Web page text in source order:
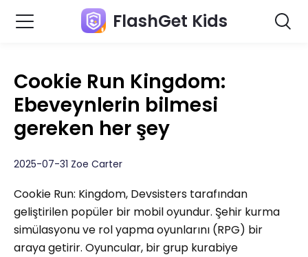
FlashGet Kids
Cookie Run Kingdom:
Ebeveynlerin bilmesi
gereken her şey
2025-07-31 Zoe Carter
Cookie Run: Kingdom, Devsisters tarafından
geliştirilen popüler bir mobil oyundur. Şehir kurma
simülasyonu ve rol yapma oyunlarını (RPG) bir
araya getirir. Oyuncular, bir grup kurabiye